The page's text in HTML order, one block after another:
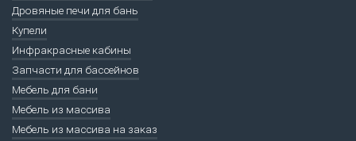
Дровяные печи для бань
Купели
Инфракрасные кабины
Запчасти для бассейнов
Мебель для бани
Мебель из массива
Мебель из массива на заказ